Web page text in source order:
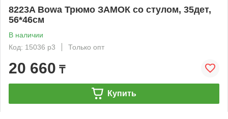
8223A Bowa Трюмо ЗАМОК со стулом, 35дет,
56*46см
В наличии
Код: 15036 р3
Только опт
20 660 ₸
Купить